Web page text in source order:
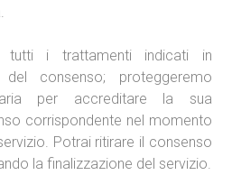
i trattamenti indicati in
consenso; proteggeremo
per accreditare la sua
corrispondente nel momento
Potrai ritirare il consenso
la finalizzazione del servizio.